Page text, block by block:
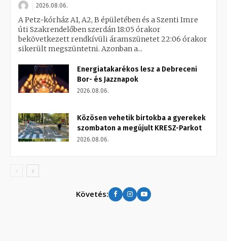
2026.08.06.
A Petz-kórház A1, A2, B épületében és a Szenti Imre
úti Szakrendelőben szerdán 18:05 órakor
bekövetkezett rendkívüli áramszünetet 22:06 órakor
sikerült megszüntetni. Azonban a...
Energiatakarékos lesz a Debreceni
Bor- és Jazznapok
2026.08.06.
Közösen vehetik birtokba a gyerekek
szombaton a megújult KRESZ-Parkot
2026.08.06.
Követés: